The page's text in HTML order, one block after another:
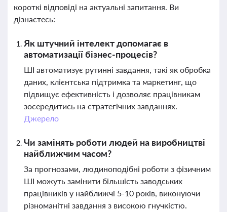
короткі відповіді на актуальні запитання. Ви
дізнаєтесь:
Як штучний інтелект допомагає в
автоматизації бізнес-процесів?
ШІ автоматизує рутинні завдання, такі як обробка
даних, клієнтська підтримка та маркетинг, що
підвищує ефективність і дозволяє працівникам
зосередитись на стратегічних завданнях.
Джерело
Чи замінять роботи людей на виробництві
найближчим часом?
За прогнозами, людиноподібні роботи з фізичним
ШІ можуть замінити більшість заводських
працівників у найближчі 5-10 років, виконуючи
різноманітні завдання з високою гнучкістю.